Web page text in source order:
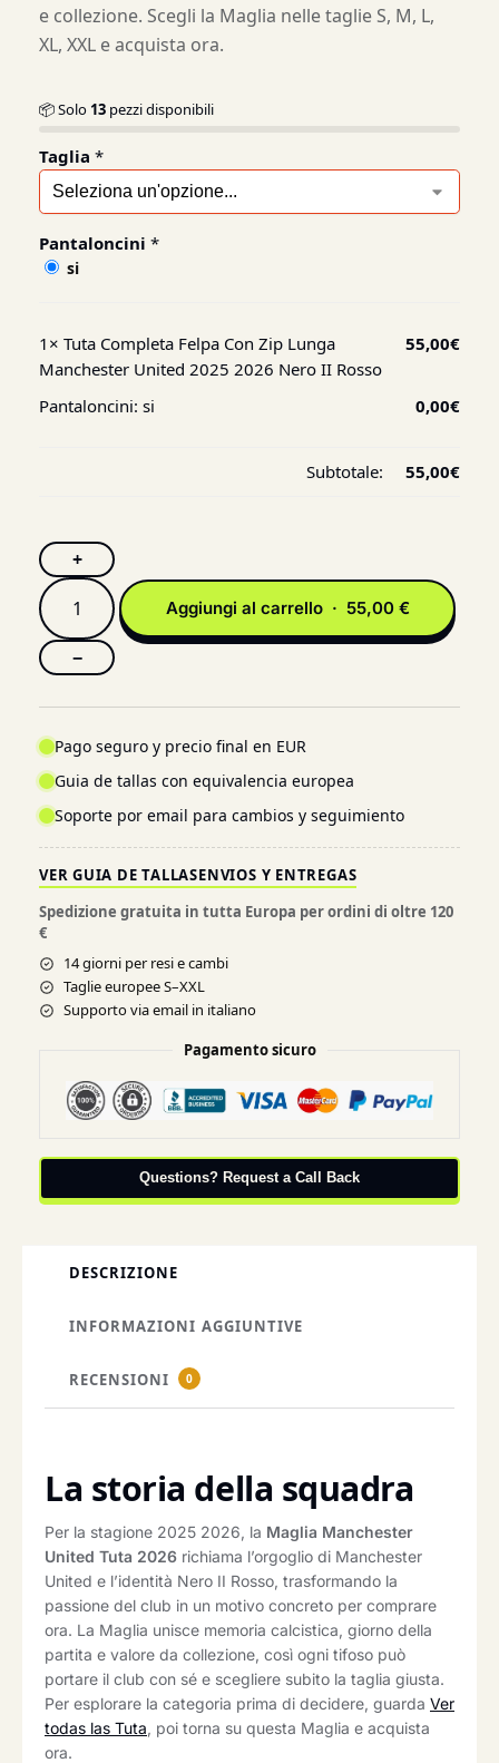
e collezione. Scegli la Maglia nelle taglie S, M, L,
XL, XXL e acquista ora.
📦 Solo 13 pezzi disponibili
Taglia *
Pantaloncini *
si
1× Tuta Completa Felpa Con Zip Lunga
Manchester United 2025 2026 Nero II Rosso
55,00€
Pantaloncini: si 0,00€
Subtotale: 55,00€
+
−
Aggiungi al carrello · 55,00 €
Pago seguro y precio final en EUR
Guia de tallas con equivalencia europea
Soporte por email para cambios y seguimiento
VER GUIA DE TALLASENVIOS Y ENTREGAS
Spedizione gratuita in tutta Europa per ordini di oltre 120
€
14 giorni per resi e cambi
Taglie europee S–XXL
Supporto via email in italiano
Pagamento sicuro
Questions? Request a Call Back
DESCRIZIONE
INFORMAZIONI AGGIUNTIVE
RECENSIONI 0
La storia della squadra
Per la stagione 2025 2026, la Maglia Manchester
United Tuta 2026 richiama l’orgoglio di Manchester
United e l’identità Nero II Rosso, trasformando la
passione del club in un motivo concreto per comprare
ora. La Maglia unisce memoria calcistica, giorno della
partita e valore da collezione, così ogni tifoso può
portare il club con sé e scegliere subito la taglia giusta.
Per esplorare la categoria prima di decidere, guarda Ver
todas las Tuta, poi torna su questa Maglia e acquista
ora.